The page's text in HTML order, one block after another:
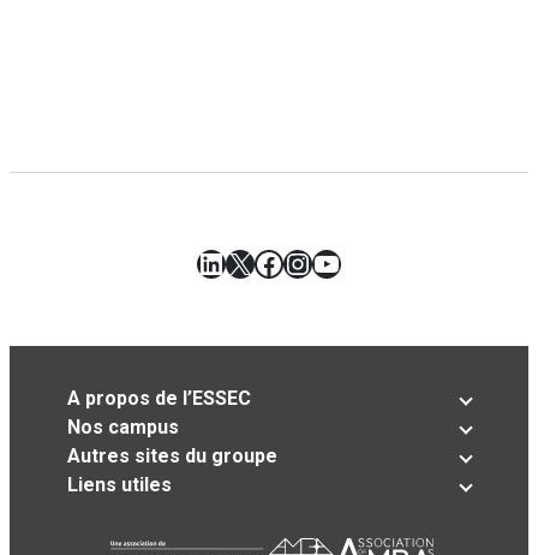
LinkedIn
X Facebook
Instagram
YouTube
A propos de l’ESSEC
Nos campus
Autres sites du groupe
Liens utiles